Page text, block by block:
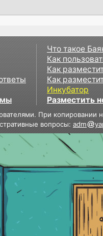
Что такое
Как
Как
Как
Инкубатор
Разместить
При копировании
вопросы: adm